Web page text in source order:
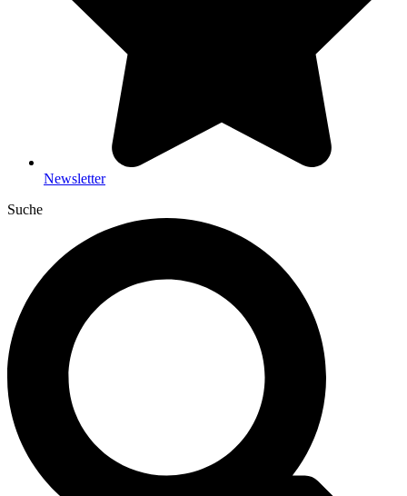
Newsletter
Suche